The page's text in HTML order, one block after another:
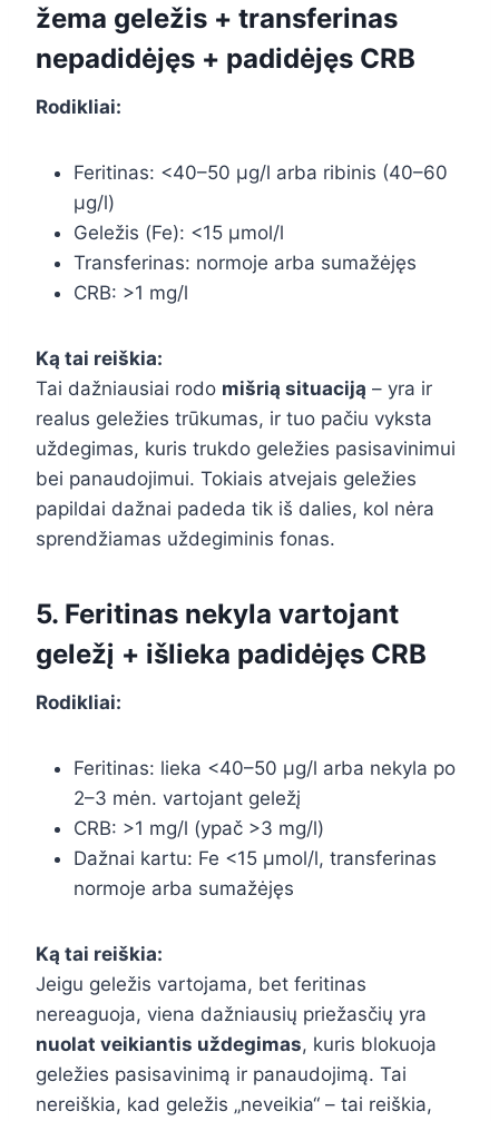
žema geležis + transferinas
nepadidėjęs + padidėjęs CRB
Rodikliai:
Feritinas: <40–50 µg/l arba ribinis (40–60
µg/l)
Geležis (Fe): <15 µmol/l
Transferinas: normoje arba sumažėjęs
CRB: >1 mg/l
Ką tai reiškia:
Tai dažniausiai rodo mišrią situaciją – yra ir
realus geležies trūkumas, ir tuo pačiu vyksta
uždegimas, kuris trukdo geležies pasisavinimui
bei panaudojimui. Tokiais atvejais geležies
papildai dažnai padeda tik iš dalies, kol nėra
sprendžiamas uždegiminis fonas.
5. Feritinas nekyla vartojant
geležį + išlieka padidėjęs CRB
Rodikliai:
Feritinas: lieka <40–50 µg/l arba nekyla po
2–3 mėn. vartojant geležį
CRB: >1 mg/l (ypač >3 mg/l)
Dažnai kartu: Fe <15 µmol/l, transferinas
normoje arba sumažėjęs
Ką tai reiškia:
Jeigu geležis vartojama, bet feritinas
nereaguoja, viena dažniausių priežasčių yra
nuolat veikiantis uždegimas, kuris blokuoja
geležies pasisavinimą ir panaudojimą. Tai
nereiškia, kad geležis „neveikia“ – tai reiškia,